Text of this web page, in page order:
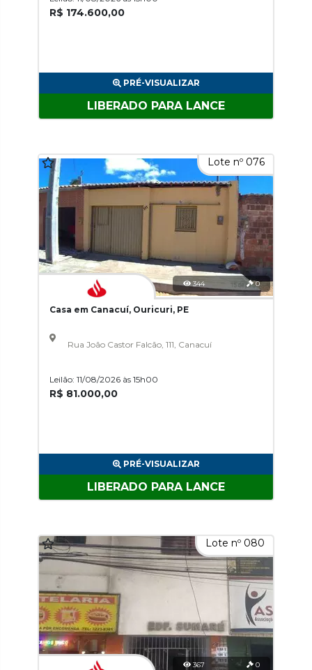
R$ 174.600,00
PRÉ-VISUALIZAR
LIBERADO PARA LANCE
Lote nº 076
344 0
Casa em Canacuí, Ouricuri, PE
Rua João Castor Falcão, 111, Canacuí
Leilão: 11/08/2026 às 15h00
R$ 81.000,00
PRÉ-VISUALIZAR
LIBERADO PARA LANCE
Lote nº 080
367 0